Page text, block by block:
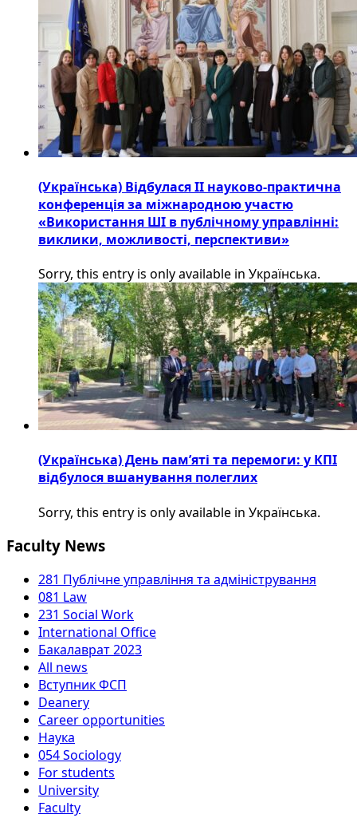
(Українська) Відбулася ІІ науково-практична
конференція за міжнародною участю
«Використання ШІ в публічному управлінні:
виклики, можливості, перспективи»
Sorry, this entry is only available in Українська.
(Українська) День пам’яті та перемоги: у КПІ
відбулося вшанування полеглих
Sorry, this entry is only available in Українська.
Faculty News
281 Публічне управління та адміністрування
081 Law
231 Social Work
International Office
Бакалаврат 2023
All news
Вступник ФСП
Deanery
Career opportunities
Наука
054 Sociology
For students
University
Faculty